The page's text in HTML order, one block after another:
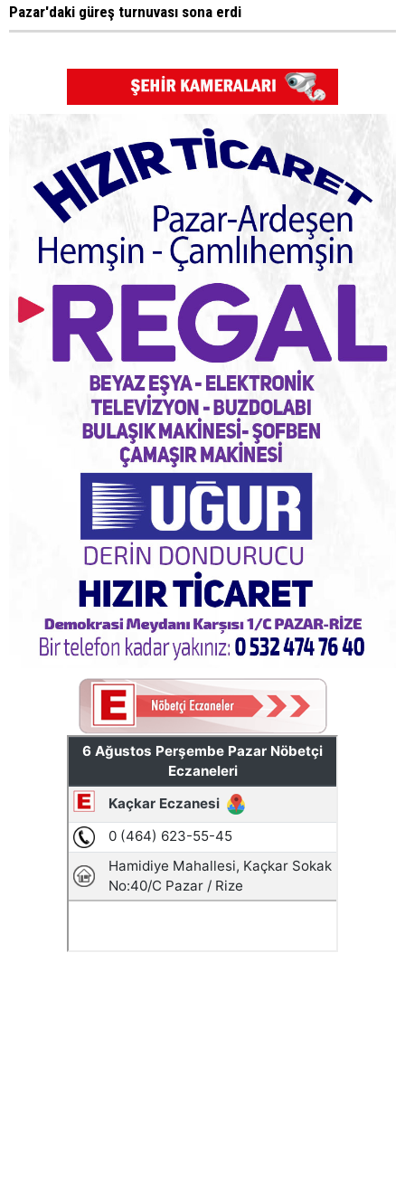
Pazar'daki güreş turnuvası sona erdi